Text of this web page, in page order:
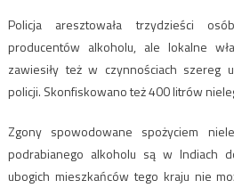
Policja aresztowała trzydzieści
producentów alkoholu, ale lokalne
zawiesiły też w czynnościach szereg
policji. Skonfiskowano też 400 litrów
Zgony spowodowane spożyciem
podrabianego alkoholu są w Indiach
ubogich mieszkańców tego kraju nie